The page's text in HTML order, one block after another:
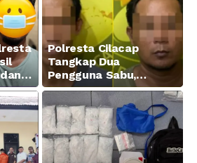
I
Polresta Cilacap
Tangkap Dua
Pengguna Sabu,
Amankan Paket 0,34
Gram